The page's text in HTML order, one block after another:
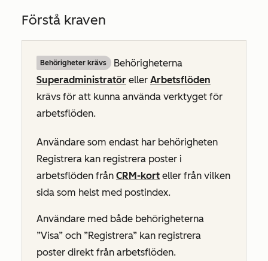
Förstå kraven
Behörigheter krävs
Behörigheterna
Superadministratör eller Arbetsflöden
krävs för att kunna använda verktyget för
arbetsflöden.
Användare som endast har behörigheten
Registrera kan registrera poster i
arbetsflöden från CRM-kort eller från vilken
sida som helst med postindex.
Användare med både behörigheterna
”Visa” och ”Registrera” kan registrera
poster direkt från arbetsflöden.